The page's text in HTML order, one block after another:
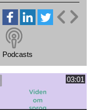
Podcasts
03:01